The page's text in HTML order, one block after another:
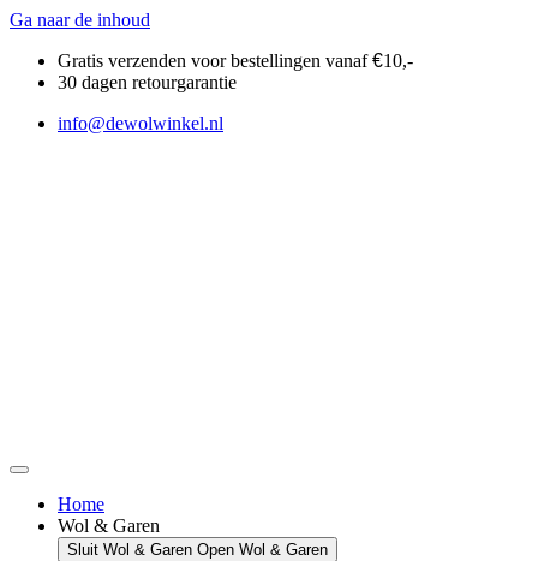
Ga naar de inhoud
Gratis verzenden voor bestellingen vanaf€10,-
30 dagen retourgarantie
info@dewolwinkel.nl
Home
Wol & Garen
Sluit Wol & Garen Open Wol & Garen